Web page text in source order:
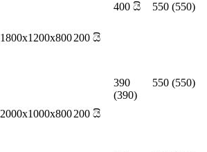
1800x1200x800200 යි
400 යි 550 (550)
2000x1000x800200 යි
390
(390)
550 (550)